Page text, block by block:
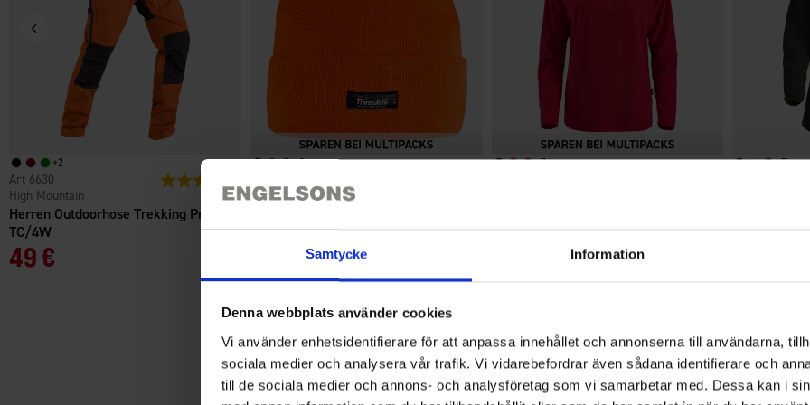
Samtycke Information
Denna webbplats använder cookies
Vi använder enhetsidentifierare för att anpassa innehållet och annonserna till användarna,
sociala medier och analysera vår trafik. Vi vidarebefordrar även sådana identifierare och
till de sociala medier och annons- och analysföretag som vi samarbetar med. Dessa kan i
+2
Herren Outdoorhose Trekking Pro
TC/4W
High Mountain
6630
49 €
Bewertung:
+2
High Mountain
Ab4,50 €
+7
Ab9,95 €
+5
39 €
4.6